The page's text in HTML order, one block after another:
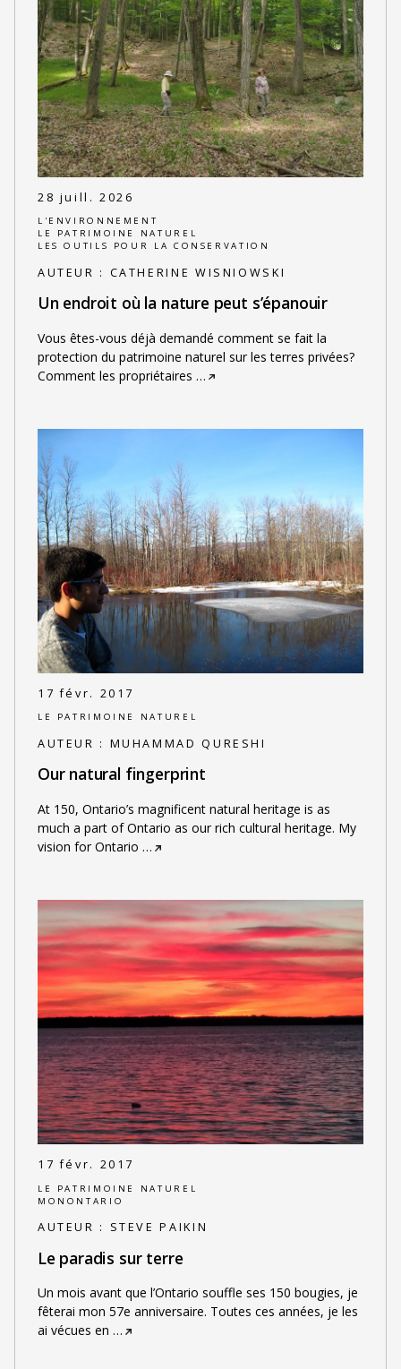
28 juill. 2026
L'ENVIRONNEMENT
LE PATRIMOINE NATUREL
LES OUTILS POUR LA CONSERVATION
AUTEUR : CATHERINE WISNIOWSKI
Un endroit où la nature peut s’épanouir
Vous êtes-vous déjà demandé comment se fait la
protection du patrimoine naturel sur les terres privées?
Comment les propriétaires …
17 févr. 2017
LE PATRIMOINE NATUREL
AUTEUR : MUHAMMAD QURESHI
Our natural fingerprint
At 150, Ontario’s magnificent natural heritage is as
much a part of Ontario as our rich cultural heritage. My
vision for Ontario …
17 févr. 2017
LE PATRIMOINE NATUREL
MONONTARIO
AUTEUR : STEVE PAIKIN
Le paradis sur terre
Un mois avant que l’Ontario souffle ses 150 bougies, je
fêterai mon 57e anniversaire. Toutes ces années, je les
ai vécues en …